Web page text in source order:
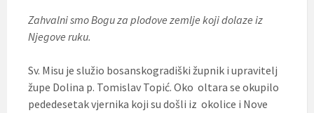
Zahvalni smo Bogu za plodove zemlje koji dolaze iz
Njegove ruku.
Sv. Misu je služio bosanskogradiški župnik i upravitelj
župe Dolina p. Tomislav Topić. Oko oltara se okupilo
pededesetak vjernika koji su došli iz okolice i Nove